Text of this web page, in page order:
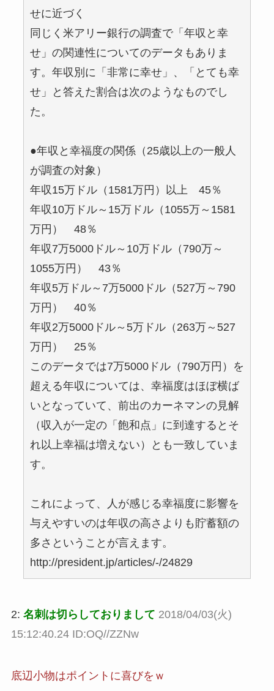
せに近づく
同じく米アリー銀行の調査で「年収と幸
せ」の関連性についてのデータもありま
す。年収別に「非常に幸せ」、「とても幸
せ」と答えた割合は次のようなものでし
た。
●年収と幸福度の関係（25歳以上の一般人
が調査の対象）
年収15万ドル（1581万円）以上 45％
年収10万ドル～15万ドル（1055万～1581
万円） 48％
年収7万5000ドル～10万ドル（790万～
1055万円） 43％
年収5万ドル～7万5000ドル（527万～790
万円） 40％
年収2万5000ドル～5万ドル（263万～527
万円） 25％
このデータでは7万5000ドル（790万円）を
超える年収については、幸福度はほぼ横ば
いとなっていて、前出のカーネマンの見解
（収入が一定の「飽和点」に到達するとそ
れ以上幸福は増えない）とも一致していま
す。
これによって、人が感じる幸福度に影響を
与えやすいのは年収の高さよりも貯蓄額の
多さということが言えます。
http://president.jp/articles/-/24829
2: 名刺は切らしておりまして 2018/04/03(火)
15:12:40.24 ID:OQ//ZZNw
底辺小物はポイントに喜びをｗ